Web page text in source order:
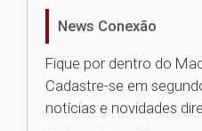
reúne
em
News Conexão
Fique por dentro do
Cadastre-se em
notícias e novidades